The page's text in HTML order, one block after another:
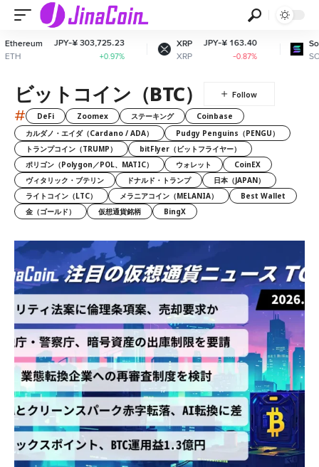
JPY-¥ 303,725.23 JPY-¥ 163.40
-0.87%
ビットコイン（BTC）
# DeFi Zoomex ステーキング
Coinbase
カルダノ・エイダ（Cardano / ADA）
Pudgy Penguins（PENGU）
トランプコイン（TRUMP）
bitFlyer（ビットフライヤー）
ポリゴン（Polygon／POL、MATIC）
ウォレット
CoinEX
ヴィタリック・ブテリン
ドナルド・トランプ
日本（JAPAN）
ライトコイン（LTC）
メラニアコイン（MELANIA）
Best Wallet
金（ゴールド）
仮想通貨銘柄 BingX